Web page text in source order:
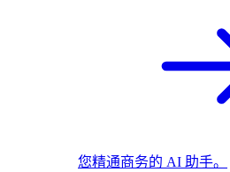
您精通商务的 AI 助手。